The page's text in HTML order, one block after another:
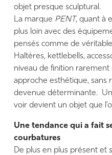
objet presque sculptural.
La marque PENT, quant à
plus loin avec des
pensés comme de
Haltères, kettlebells,
niveau de finition rarement
approche esthétique, sans
devenue déterminante.
voir devient un objet que
Une tendance qui a fait
courbatures
De plus en plus présent et